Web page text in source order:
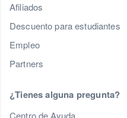
Afiliados
Descuento para estudiantes
Empleo
Partners
¿Tienes alguna pregunta?
Centro de Ayuda